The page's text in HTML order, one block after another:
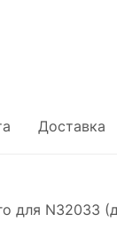
Доставка
для N32033